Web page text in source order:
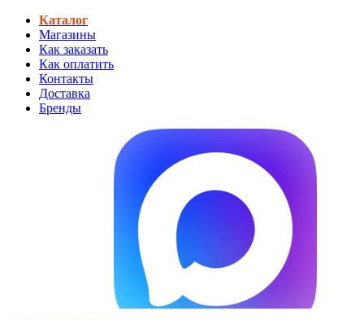
Каталог
Магазины
Как заказать
Как оплатить
Контакты
Доставка
Бренды